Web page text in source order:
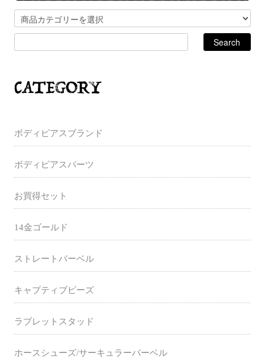
ボディピアスブランド
ボディピアスパーツ
お買得セット
14金ゴールド
ストレートバーベル
キャプティブビーズ
ラブレットスタッド
ホースシューズ/サーキュラーバーベル